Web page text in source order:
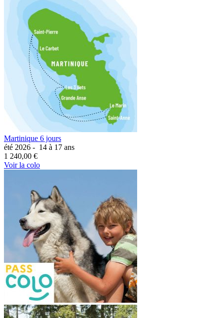
Martinique 6 jours
été 2026 - 14 à 17 ans
1 240,00 €
Voir la colo